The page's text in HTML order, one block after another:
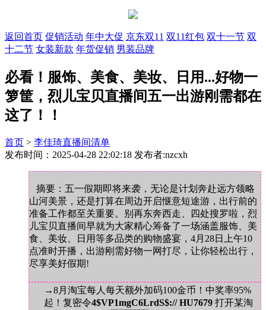
返回首页 促销活动 年中大促 京东双11 双11红包 双十一节 双
十二节 女装新款 年货促销 男装品牌
必看！服饰、美食、美妆、日用...好物一
箩筐，烈儿宝贝直播间五一出游刚需都在
这了！！
首页 > 李佳琦直播间清单
发布时间：2025-04-28 22:02:18 发布者:nzcxh
摘要：五一假期即将来袭，无论是计划奔赴远方领略
山河美景，还是打算在周边开启惬意短途游，出行前的
准备工作都至关重要。别再东奔西走、四处搜罗啦，烈
儿宝贝直播间早就为大家精心筹备了一场涵盖服饰、美
食、美妆、日用等多品类的购物盛宴，4月28日上午10
点准时开播，出游刚需好物一网打尽，让你轻松出行，
尽享美好假期!
→8月淘宝每人每天额外加码100金币！中奖率95%
起！复密令4$VP1mgC6LrdS$:// HU7679 打开某淘